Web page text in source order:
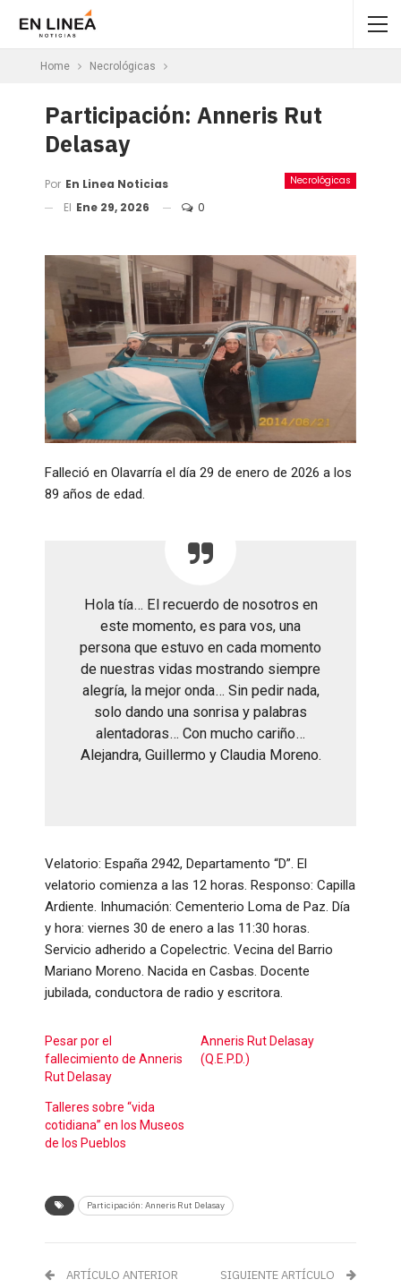
Home Necrológicas
Participación: Anneris Rut
Delasay
Necrológicas
Por En Linea Noticias
El Ene 29, 2026 0
Falleció en Olavarría el día 29 de enero de 2026 a los
89 años de edad.
Hola tía… El recuerdo de nosotros en
este momento, es para vos, una
persona que estuvo en cada momento
de nuestras vidas mostrando siempre
alegría, la mejor onda… Sin pedir nada,
solo dando una sonrisa у palabras
alentadoras… Con mucho cariño…
Alejandra, Guillermo y Claudia Moreno.
Velatorio: España 2942, Departamento “D”. El
velatorio comienza a las 12 horas. Responso: Capilla
Ardiente. Inhumación: Cementerio Loma de Paz. Día
y hora: viernes 30 de enero a las 11:30 horas.
Servicio adherido a Copelectric. Vecina del Barrio
Mariano Moreno. Nacida en Casbas. Docente
jubilada, conductora de radio y escritora.
Pesar por el
fallecimiento de Anneris
Rut Delasay
Anneris Rut Delasay
(Q.E.P.D.)
Talleres sobre “vida
cotidiana” en los Museos
de los Pueblos
Participación: Anneris Rut Delasay
ARTÍCULO ANTERIOR SIGUIENTE ARTÍCULO